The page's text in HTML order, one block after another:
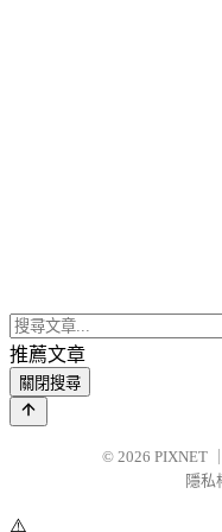
推薦文章
關閉搜尋
© 2026 PIXNET
隱私
⚠️